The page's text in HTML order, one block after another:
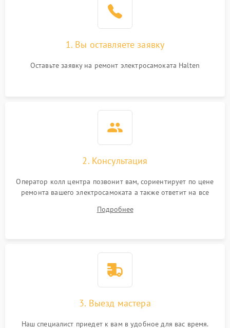
1. Вы оставляете заявку
Оставьте заявку на ремонт электросамоката Halten
2. Консультация
Оператор колл центра позвонит вам, сориентирует по цене
ремонта вашего электросамоката а также ответит на все
Подробнее
3. Выезд мастера
Наш специалист приедет к вам в удобное для вас время.